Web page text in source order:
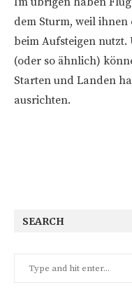
dem Sturm, weil
beim Aufsteigen
(oder so ähnlich)
Starten und Landen
ausrichten.
SEARCH